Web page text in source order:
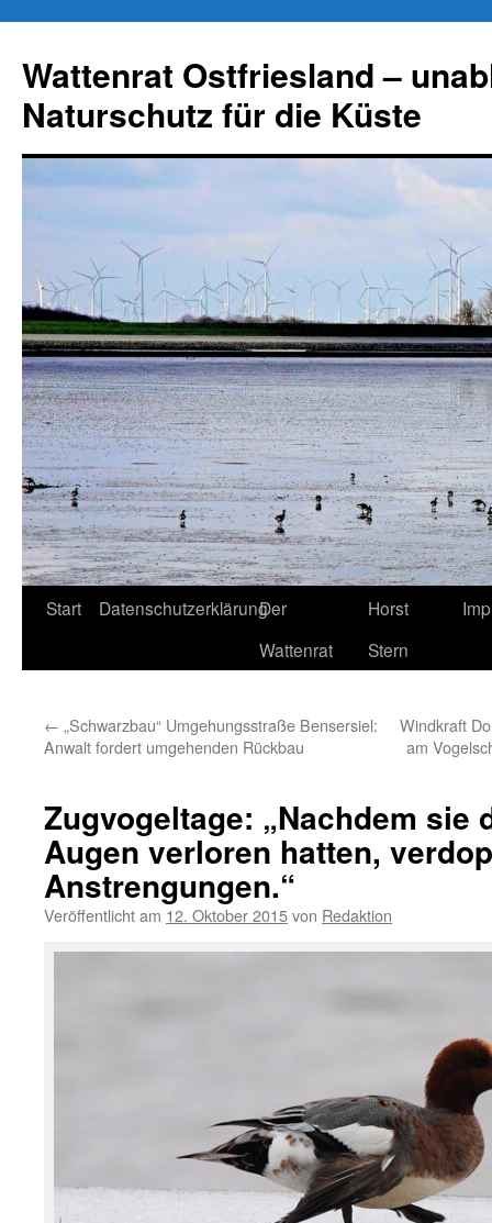
springen
Wattenrat Ostfriesland –
Naturschutz für die Küste
Start DatenschutzerklärungDer
Wattenrat
Horst
Stern
← „Schwarzbau“ Umgehungsstraße Bensersiel:
Anwalt fordert umgehenden Rückbau
Windkraft
am
Zugvogeltage: „Nachdem sie
Augen verloren hatten,
Anstrengungen.“
Veröffentlicht am 12. Oktober 2015von Redaktion